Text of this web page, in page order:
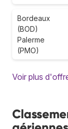
Bordeaux
(BOD)
Palerme
(PMO)
Voir plus